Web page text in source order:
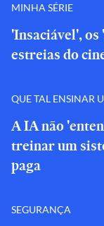
MINHA SÉRIE
'Insaciável',
estreias do
QUE TAL ENSINAR
A IA não
treinar um
paga
SEGURANÇA